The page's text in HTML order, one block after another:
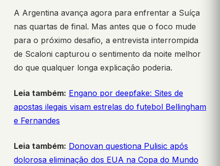
A Argentina avança agora para enfrentar a Suíça
nas quartas de final. Mas antes que o foco mude
para o próximo desafio, a entrevista interrompida
de Scaloni capturou o sentimento da noite melhor
do que qualquer longa explicação poderia.
Leia também: Engano por deepfake: Sites de
apostas ilegais visam estrelas do futebol Bellingham
e Fernandes
Leia também: Donovan questiona Pulisic após
dolorosa eliminação dos EUA na Copa do Mundo